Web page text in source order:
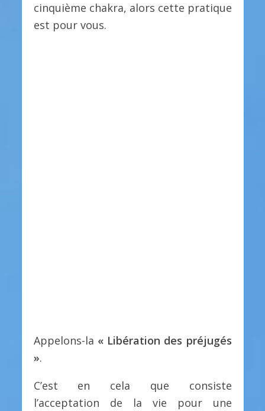
cinquième chakra, alors cette pratique
est pour vous.
Appelons-la « Libération des préjugés
».
C’est en cela que consiste
l’acceptation de la vie pour une